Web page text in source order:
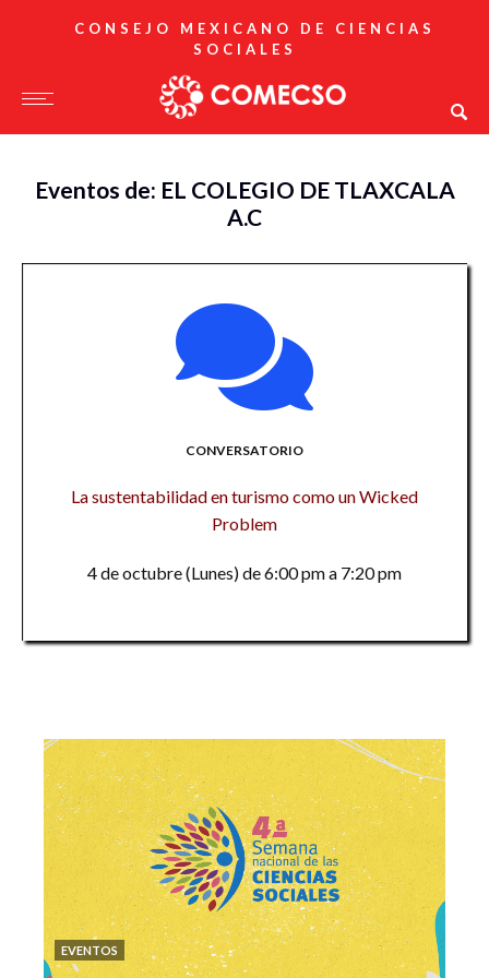
CONSEJO MEXICANO DE CIENCIAS
SOCIALES
Eventos de: EL COLEGIO DE TLAXCALA
A.C
CONVERSATORIO
La sustentabilidad en turismo como un Wicked
Problem
4 de octubre (Lunes) de 6:00 pm a 7:20 pm
EVENTOS